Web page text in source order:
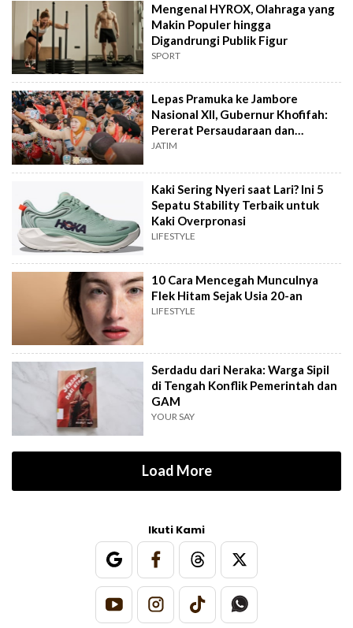
Mengenal HYROX, Olahraga yang
Makin Populer hingga
Digandrungi Publik Figur
SPORT
Lepas Pramuka ke Jambore
Nasional XII, Gubernur Khofifah:
Pererat Persaudaraan dan
Semangat Nasional
JATIM
Kaki Sering Nyeri saat Lari? Ini 5
Sepatu Stability Terbaik untuk
Kaki Overpronasi
LIFESTYLE
10 Cara Mencegah Munculnya
Flek Hitam Sejak Usia 20-an
LIFESTYLE
Serdadu dari Neraka: Warga Sipil
di Tengah Konflik Pemerintah dan
GAM
YOUR SAY
Load More
Ikuti Kami